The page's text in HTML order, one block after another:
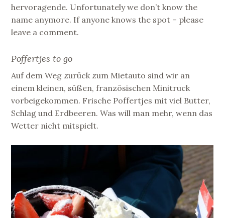
hervoragende. Unfortunately we don’t know the
name anymore. If anyone knows the spot – please
leave a comment.
Poffertjes to go
Auf dem Weg zurück zum Mietauto sind wir an
einem kleinen, süßen, französischen Minitruck
vorbeigekommen. Frische Poffertjes mit viel Butter,
Schlag und Erdbeeren. Was will man mehr, wenn das
Wetter nicht mitspielt.